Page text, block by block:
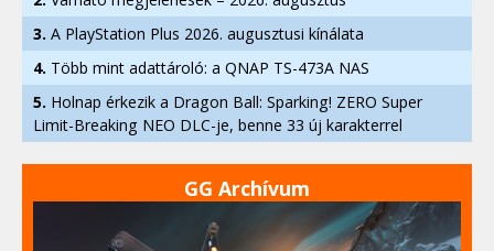
3. A PlayStation Plus 2026. augusztusi kínálata
4. Több mint adattároló: a QNAP TS-473A NAS
5. Holnap érkezik a Dragon Ball: Sparking! ZERO Super
Limit-Breaking NEO DLC-je, benne 33 új karakterrel
GG Archívum